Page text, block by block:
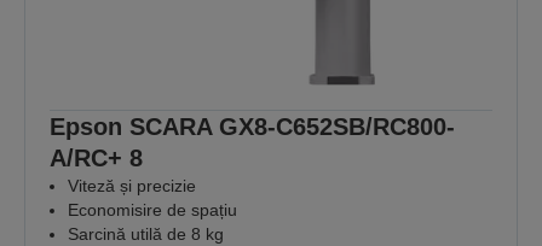
Epson SCARA GX8-C652SB/RC800-
A/RC+ 8
Viteză și precizie
Economisire de spațiu
Sarcină utilă de 8 kg